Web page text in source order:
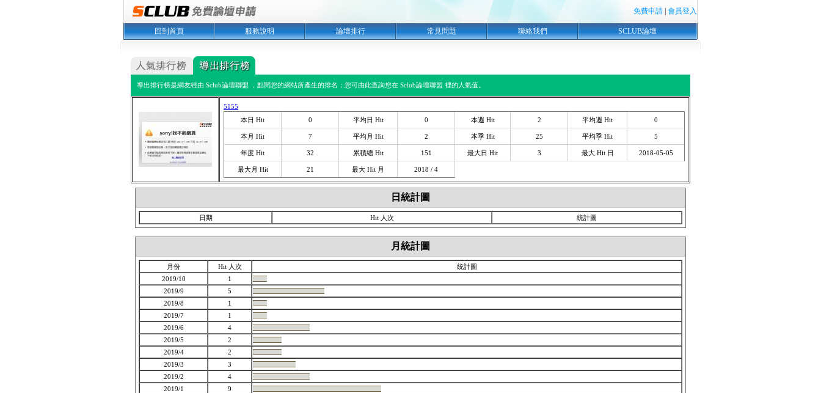
免費申請 會員登入
回到首頁 服務說明 論壇排行 常見問題 聯絡我們 SCLUB論壇
導出排行榜是網友經由 Sclub論壇聯盟 ，點閱您的網站所產生的排名；您可由此查詢您在 Sclub論壇聯盟 裡的人氣值。
5155
本日 Hit
0 平均日 Hit 0 本週 Hit 2 平均週 Hit 0
本月 Hit 7 平均月 Hit 2 本季 Hit 25 平均季 Hit 5
年度 Hit 32 累積總 Hit 151 最大日 Hit 3 最大 Hit 日 2018-05-05
最大月 Hit 21 最大 Hit 月 2018 / 4
日統計圖
日期 Hit 人次 統計圖
月統計圖
月份 Hit 人次
統計圖
2019/10
1
2019/9
5
2019/8
1
2019/7
1
2019/6
4
2019/5
2
2019/4
2
2019/3
3
2019/2
4
2019/1
9